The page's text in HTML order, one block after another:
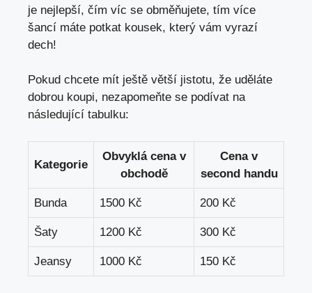
je nejlepší, čím​ víc ‌se obměňujete, tím více
šancí máte potkat kousek, který vám vyrazí
dech!
Pokud chcete mít ještě větší jistotu,⁢ že⁢ uděláte
dobrou koupi, nezapomeňte se podívat na
následující tabulku:
Kategorie
Obvyklá cena v
obchodě
Cena v
second handu
Bunda 1500 Kč 200 Kč
Šaty 1200 ⁢Kč 300 ⁤Kč
Jeansy 1000 Kč 150 Kč